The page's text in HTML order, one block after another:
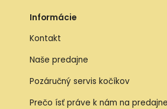
Informácie
Kontakt
Naše predajne
Pozáručný servis kočíkov
Prečo ísť práve k nám na predajne